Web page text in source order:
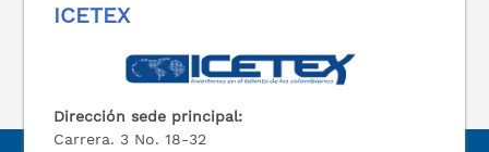
ICETEX
Dirección sede principal:
Carrera. 3 No. 18-32